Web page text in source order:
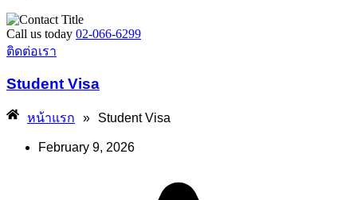
Call us today 02-066-6299
ติดต่อเรา
Student Visa
หน้าแรก » Student Visa
February 9, 2026